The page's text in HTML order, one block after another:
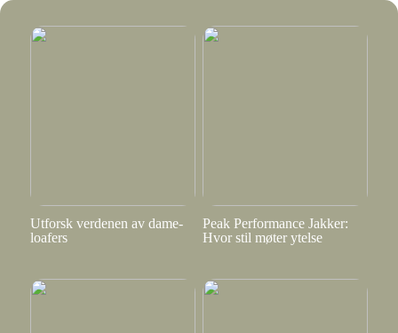
Utforsk verdenen av dame-
loafers
Peak Performance Jakker:
Hvor stil møter ytelse